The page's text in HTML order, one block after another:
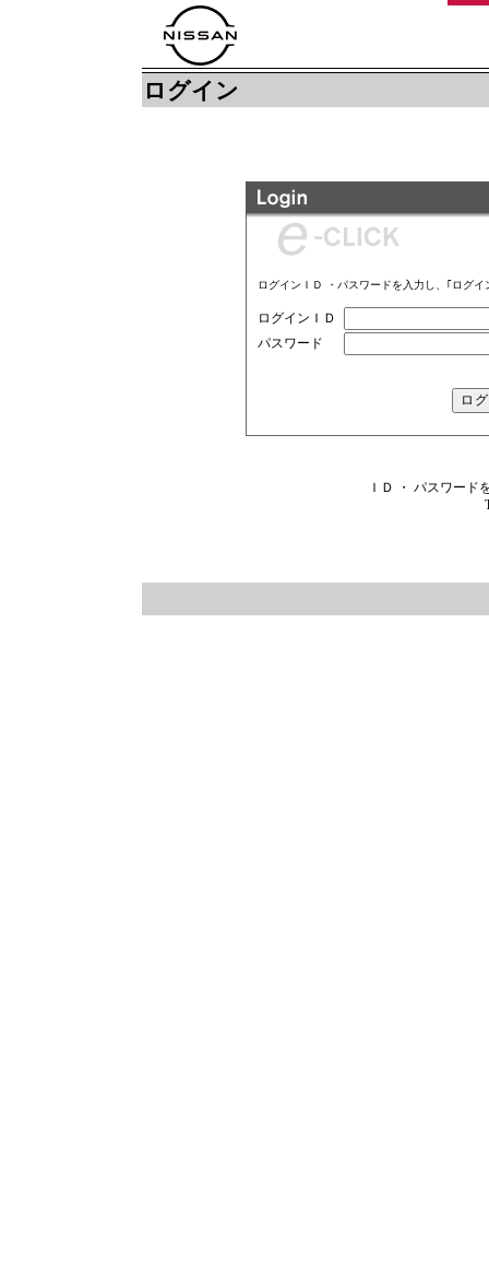
ログイン
ログインＩＤ ・パスワードを入力し、｢ログ
ログインＩＤ
パスワード
ＩＤ ・ パスワード